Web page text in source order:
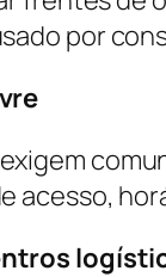
por
acesso,